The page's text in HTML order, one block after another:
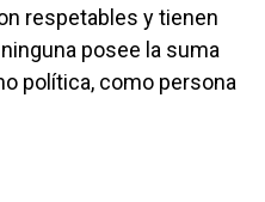
respetables y tienen
posee la suma
política, como persona